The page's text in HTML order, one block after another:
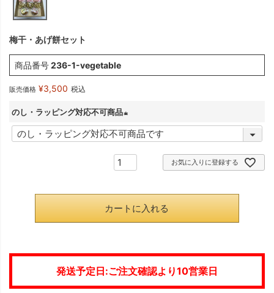
梅干・あげ餅セット
商品番号236-1-vegetable
販売価格 ¥3,500 税込
のし・ラッピング対応不可商品
(
お気に入りに登録する
カートに入れる
発送予定日:ご注文確認より10営業日